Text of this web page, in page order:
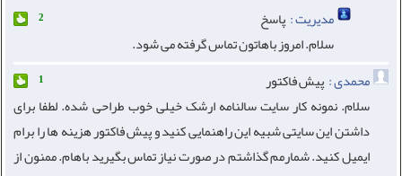
مدیریت : پاسخ 2
سلام. امروز باهاتون تماس گرفته می شود.
محمدی : پیش فاکتور 1
سلام. نمونه کار سایت سالنامه ارشک خیلی خوب طراحی شده. لطفا برای
داشتن این سایتی شبیه این راهنمایی کنید و پیش فاکتور هزینه ها را برام
ایمیل کنید. شمارمم گذاشتم در صورت نیاز تماس بگیرید باهام. ممنون از